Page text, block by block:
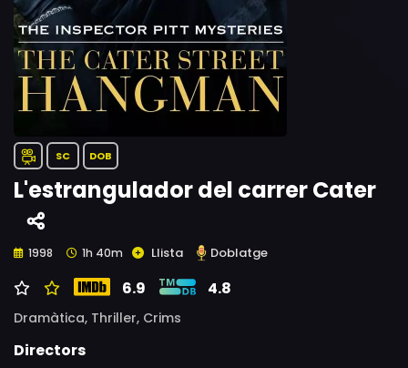
SC DOB
L'estrangulador del carrer Cater
1998 1h 40m Llista Doblatge
6.9 4.8
Dramàtica, Thriller, Crims
Directors